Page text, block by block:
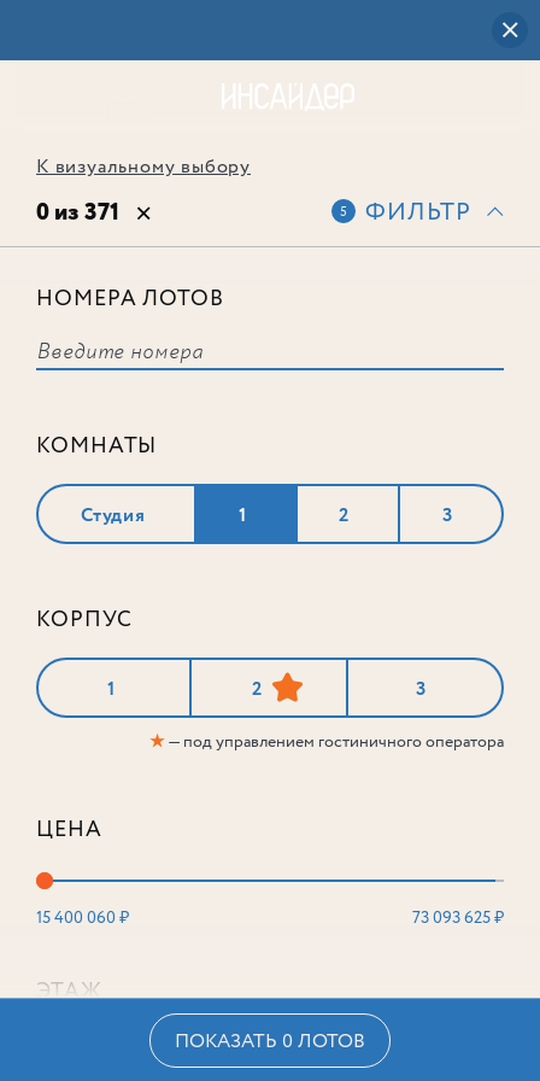
К визуальному выбору
0 из 371 5 ФИЛЬТР
НОМЕРА ЛОТОВ
КОМНАТЫ
Студия 1 2 3
КОРПУС
1 2 3
★— под управлением гостиничного оператора
ЦЕНА
15 400 060 ₽ 73 093 625 ₽
ЭТАЖ
ПОКАЗАТЬ 0 ЛОТОВ
соответствует ни одного лота